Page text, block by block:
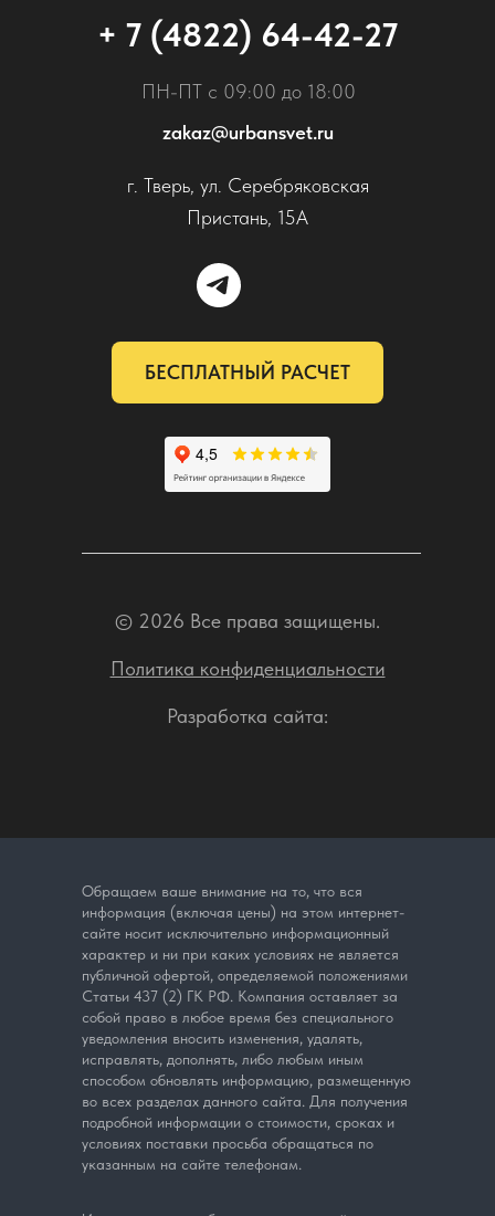
ПН-ПТ с 09:00 до 18:00
г. Тверь, ул. Серебряковская
Пристань, 15А
БЕСПЛАТНЫЙ РАСЧЕТ
© 2026 Все права защищены.
Разработка сайта:
Политика конфиденциальности
+ 7 (4822) 64-42-27
zakaz@urbansvet.ru
Обращаем ваше внимание на то, что вся
информация (включая цены) на этом интернет-
сайте носит исключительно информационный
характер и ни при каких условиях не является
публичной офертой, определяемой положениями
Статьи 437 (2) ГК РФ. Компания оставляет за
собой право в любое время без специального
уведомления вносить изменения, удалять,
исправлять, дополнять, либо любым иным
способом обновлять информацию, размещенную
во всех разделах данного сайта. Для получения
подробной информации о стоимости, сроках и
условиях поставки просьба обращаться по
указанным на сайте телефонам.